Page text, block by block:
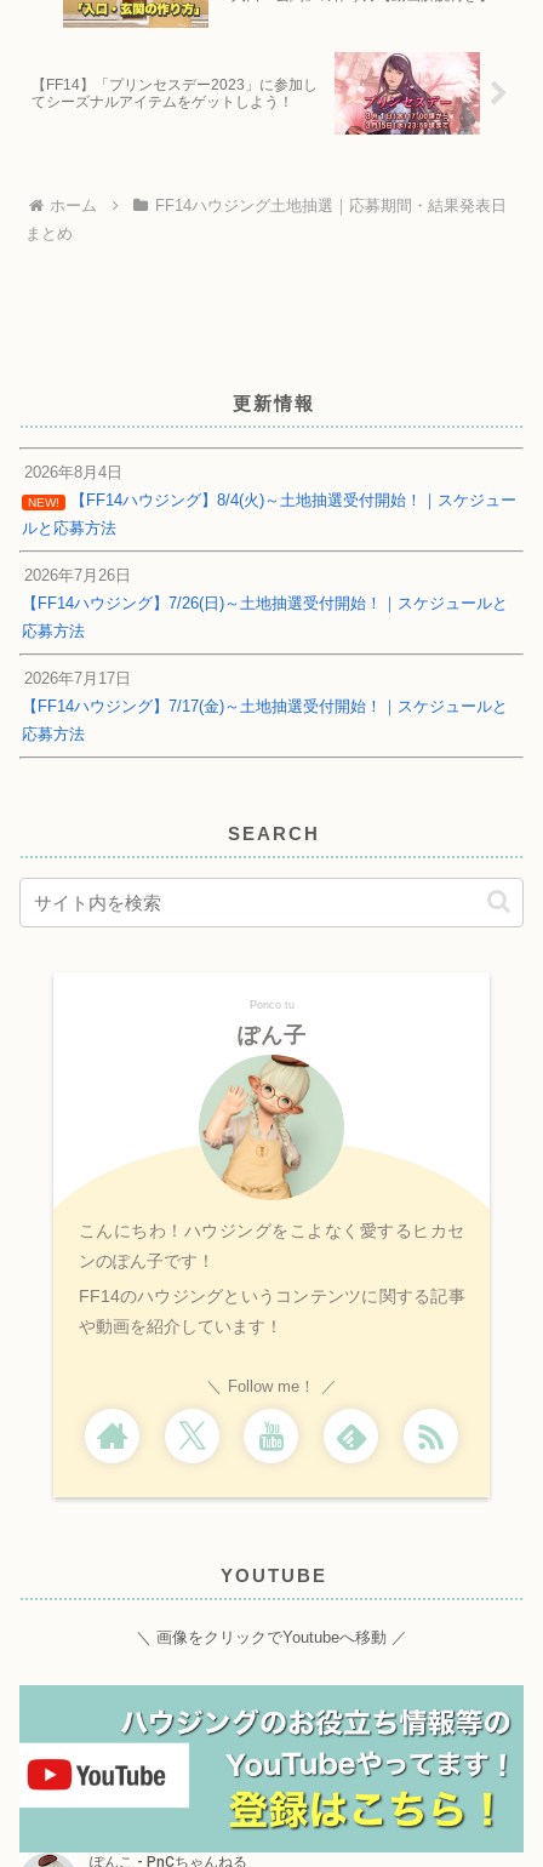
【FF14】「プリンセスデー2023」に参加し
てシーズナルアイテムをゲットしよう！
ホーム
FF14ハウジング土地抽選｜応募期間・結果発表日
まとめ
更新情報
2026年8月4日
NEW!
【FF14ハウジング】8/4(火)～土地抽選受付開始！｜スケジュー
ルと応募方法
2026年7月26日
【FF14ハウジング】7/26(日)～土地抽選受付開始！｜スケジュールと
応募方法
2026年7月17日
【FF14ハウジング】7/17(金)～土地抽選受付開始！｜スケジュールと
応募方法
SEARCH
Ponco tu
ぽん子
こんにちわ！ハウジングをこよなく愛するヒカセ
ンのぽん子です！
FF14のハウジングというコンテンツに関する記事
や動画を紹介しています！
Follow me！
YOUTUBE
＼ 画像をクリックでYoutubeへ移動 ／